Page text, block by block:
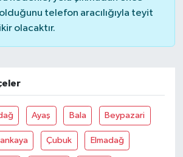
telefon aracılığıyla teyit
olacaktır.
Ayaş Bala Beypazari
Çubuk Elmadağ